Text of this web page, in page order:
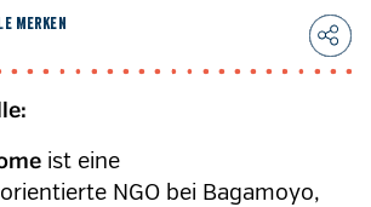
MERKEN
ist eine
NGO bei Bagamoyo,